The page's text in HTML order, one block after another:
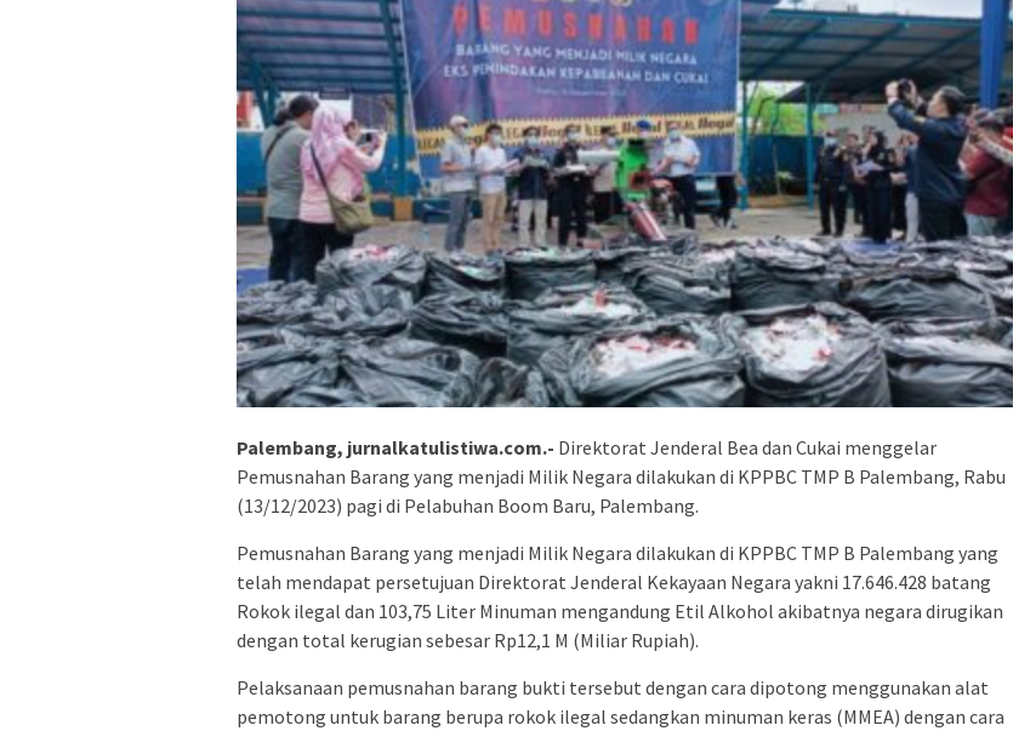
Palembang, jurnalkatulistiwa.com.- Direktorat Jenderal Bea dan Cukai menggelar
Pemusnahan Barang yang menjadi Milik Negara dilakukan di KPPBC TMP B Palembang, Rabu
(13/12/2023) pagi di Pelabuhan Boom Baru, Palembang.
Pemusnahan Barang yang menjadi Milik Negara dilakukan di KPPBC TMP B Palembang yang
telah mendapat persetujuan Direktorat Jenderal Kekayaan Negara yakni 17.646.428 batang
Rokok ilegal dan 103,75 Liter Minuman mengandung Etil Alkohol akibatnya negara dirugikan
dengan total kerugian sebesar Rp12,1 M (Miliar Rupiah).
Pelaksanaan pemusnahan barang bukti tersebut dengan cara dipotong menggunakan alat
pemotong untuk barang berupa rokok ilegal sedangkan minuman keras (MMEA) dengan cara